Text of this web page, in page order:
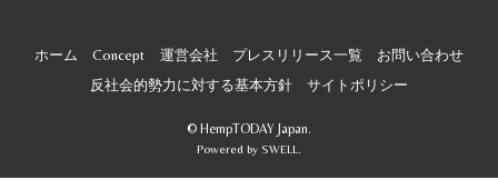
ホーム Concept 運営会社 プレスリリース一覧
お問い合わせ
反社会的勢力に対する基本方針
サイトポリシー
© HempTODAY Japan.
Powered by SWELL.